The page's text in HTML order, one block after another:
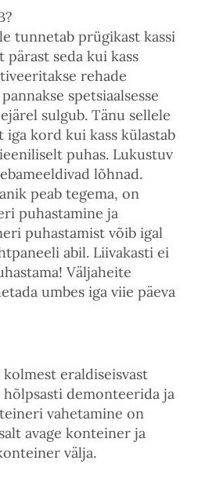
tunnetab prügikast kassi
seda kui kass
rehade
spetsiaalsesse
sulgub. Tänu sellele
kord kui kass külastab
puhas. Lukustuv
lõhnad.
peab tegema, on
puhastamine ja
puhastamist võib igal
abil. Liivakasti ei
Väljaheite
umbes iga viie päeva
eraldiseisvast
demonteerida ja
vahetamine on
avage konteiner ja
välja.